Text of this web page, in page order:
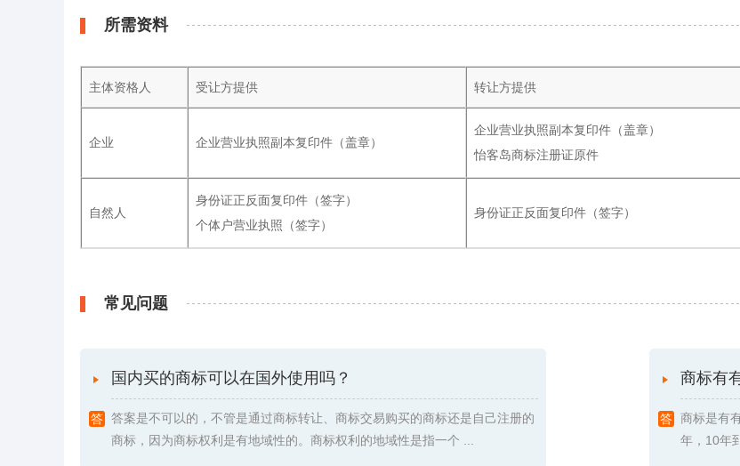
所需资料
主体资格人 受让方提供 转让方提供
企业 企业营业执照副本复印件（盖章）
企业营业执照副本复印件（盖章）
怡客岛商标注册证原件
自然人
身份证正反面复印件（签字）
个体户营业执照（签字）
身份证正反面复印件（签字）
常见问题
国内买的商标可以在国外使用吗？
答案是不可以的，不管是通过商标转让、商标交易购买的商标还是自己注册的
商标，因为商标权利是有地域性的。商标权利的地域性是指一个 ...
商标有
商标是有
年，10年